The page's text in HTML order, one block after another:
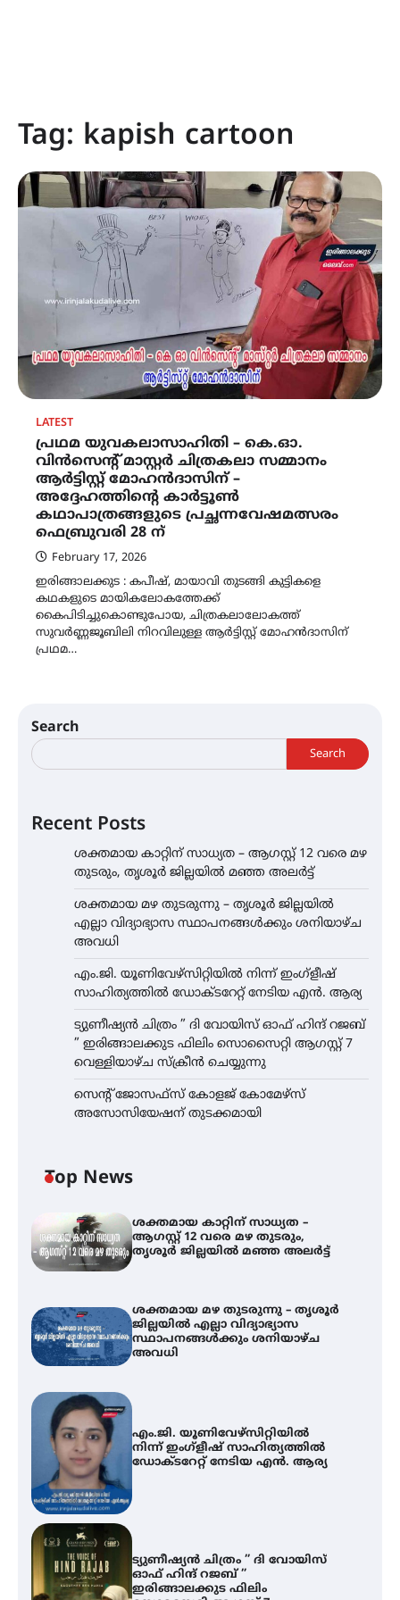
Tag: kapish cartoon
LATEST
പ്രഥമ യുവകലാസാഹിതി – കെ.ഓ.
വിൻസെന്റ് മാസ്റ്റർ ചിത്രകലാ സമ്മാനം
ആർട്ടിസ്റ്റ് മോഹൻദാസിന് –
അദ്ദേഹത്തിന്റെ കാർട്ടൂൺ
കഥാപാത്രങ്ങളുടെ പ്രച്ഛന്നവേഷമത്സരം
ഫെബ്രുവരി 28 ന്
February 17, 2026
ഇരിങ്ങാലക്കുട : കപീഷ്, മായാവി തുടങ്ങി കുട്ടികളെ
കഥകളുടെ മായികലോകത്തേക്ക്
കൈപിടിച്ചുകൊണ്ടുപോയ, ചിത്രകലാലോകത്ത്
സുവർണ്ണജൂബിലി നിറവിലുള്ള ആർട്ടിസ്റ്റ് മോഹൻദാസിന്
പ്രഥമ…
Search
Search
Recent Posts
ശക്തമായ കാറ്റിന് സാധ്യത – ആഗസ്റ്റ് 12 വരെ മഴ
തുടരും, തൃശൂർ ജില്ലയിൽ മഞ്ഞ അലർട്ട്
ശക്തമായ മഴ തുടരുന്നു – തൃശൂർ ജില്ലയിൽ
എല്ലാ വിദ്യാഭ്യാസ സ്ഥാപനങ്ങൾക്കും ശനിയാഴ്ച
അവധി
എം.ജി. യൂണിവേഴ്‌സിറ്റിയിൽ നിന്ന് ഇംഗ്ളീഷ്
സാഹിത്യത്തിൽ ഡോക്ടറേറ്റ് നേടിയ എൻ. ആര്യ
ട്യുണീഷ്യൻ ചിത്രം ” ദി വോയിസ് ഓഫ് ഹിന്ദ് റജബ്
” ഇരിങ്ങാലക്കുട ഫിലിം സൊസൈറ്റി ആഗസ്റ്റ് 7
വെള്ളിയാഴ്ച സ്‌ക്രീൻ ചെയ്യുന്നു
സെന്റ് ജോസഫ്സ് കോളജ് കോമേഴ്‌സ്
അസോസിയേഷന് തുടക്കമായി
Top News
ശക്തമായ കാറ്റിന് സാധ്യത –
ആഗസ്റ്റ് 12 വരെ മഴ തുടരും,
തൃശൂർ ജില്ലയിൽ മഞ്ഞ അലർട്ട്
ശക്തമായ മഴ തുടരുന്നു – തൃശൂർ
ജില്ലയിൽ എല്ലാ വിദ്യാഭ്യാസ
സ്ഥാപനങ്ങൾക്കും ശനിയാഴ്ച
അവധി
എം.ജി. യൂണിവേഴ്‌സിറ്റിയിൽ
നിന്ന് ഇംഗ്ളീഷ് സാഹിത്യത്തിൽ
ഡോക്ടറേറ്റ് നേടിയ എൻ. ആര്യ
ട്യുണീഷ്യൻ ചിത്രം ” ദി വോയിസ്
ഓഫ് ഹിന്ദ് റജബ് ”
ഇരിങ്ങാലക്കുട ഫിലിം